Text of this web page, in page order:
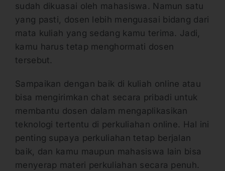
sudah dikuasai oleh mahasiswa. Namun satu
yang pasti, dosen lebih menguasai bidang dari
mata kuliah yang sedang kamu terima. Jadi,
kamu harus tetap menghormati dosen
tersebut.
Sampaikan dengan baik di kuliah online atau
bisa mengirimkan chat secara pribadi untuk
membantu dosen dalam mengaplikasikan
teknologi tertentu di perkuliahan online. Hal ini
penting supaya perkuliahan tetap berjalan
baik, dan kamu maupun mahasiswa lain bisa
menyerap materi perkuliahan secara penuh.